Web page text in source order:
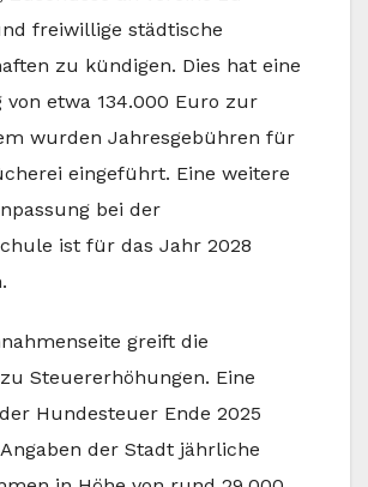
freiwillige städtische
zu kündigen. Dies hat eine
von etwa 134.000 Euro zur
wurden Jahresgebühren für
eingeführt. Eine weitere
bei der
ist für das Jahr 2028
greift die
Steuererhöhungen. Eine
Hundesteuer Ende 2025
der Stadt jährliche